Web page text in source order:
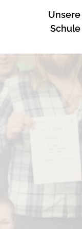
Unsere
Schule